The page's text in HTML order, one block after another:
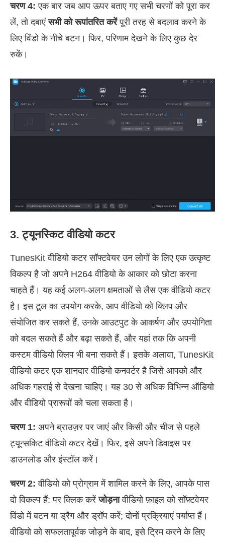
चरण 4: एक बार जब आप ऊपर बताए गए सभी चरणों को पूरा कर
लें, तो दबाएंसभी को रूपांतरित करेंपूरी तरह से बदलाव करने के
लिए विंडो के नीचे बटन। फिर, परिणाम देखने के लिए कुछ देर
रुकें।
3. ट्यूनस्किट वीडियो कटर
TunesKit वीडियो कटर सॉफ्टवेयर उन लोगों के लिए एक उत्कृष्ट
विकल्प है जो अपने H264 वीडियो के आकार को छोटा करना
चाहते हैं। यह कई अलग-अलग क्षमताओं से लैस एक वीडियो कटर
है। इस टूल का उपयोग करके, आप वीडियो को क्लिप और
संयोजित कर सकते हैं, उनके आउटपुट के आकर्षण और उपयोगिता
को बदल सकते हैं और बढ़ा सकते हैं, और यहां तक कि अपनी
कस्टम वीडियो क्लिप भी बना सकते हैं। इसके अलावा, TunesKit
वीडियो कटर एक शानदार वीडियो कनवर्टर है जिसे आपको और
अधिक गहराई से देखना चाहिए। यह 30 से अधिक विभिन्न ऑडियो
और वीडियो प्रारूपों को चला सकता है।
चरण 1: अपने ब्राउज़र पर जाएं और किसी और चीज से पहले
ट्यून्सकिट वीडियो कटर देखें। फिर, इसे अपने डिवाइस पर
डाउनलोड और इंस्टॉल करें।
चरण 2: वीडियो को प्रोग्राम में शामिल करने के लिए, आपके पास
दो विकल्प हैं: पर क्लिक करेंजोड़नावीडियो फ़ाइल को सॉफ़्टवेयर
विंडो में बटन या ड्रैग और ड्रॉप करें; दोनों प्रक्रियाएं पर्याप्त हैं।
वीडियो को सफलतापूर्वक जोड़ने के बाद, इसे ट्रिम करने के लिए